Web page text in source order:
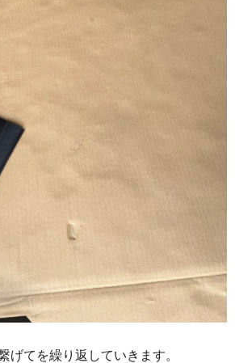
げてを繰り返していきます。